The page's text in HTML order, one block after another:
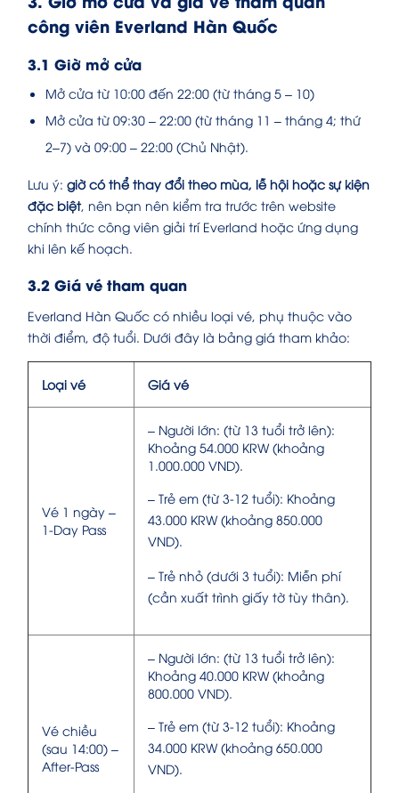
công viên Everland Hàn Quốc
3.1 Giờ mở cửa
Mở cửa từ 10:00 đến 22:00 (từ tháng 5 – 10)
Mở cửa từ 09:30 – 22:00 (từ tháng 11 – tháng 4; thứ
2–7) và 09:00 – 22:00 (Chủ Nhật).
Lưu ý: giờ có thể thay đổi theo mùa, lễ hội hoặc sự kiện
đặc biệt, nên bạn nên kiểm tra trước trên website
chính thức công viên giải trí Everland hoặc ứng dụng
khi lên kế hoạch.
3.2 Giá vé tham quan
Everland Hàn Quốc có nhiều loại vé, phụ thuộc vào
thời điểm, độ tuổi. Dưới đây là bảng giá tham khảo:
Loại vé Giá vé
Vé 1 ngày –
1-Day Pass
– Người lớn: (từ 13 tuổi trở lên):
Khoảng 54.000 KRW (khoảng
1.000.000 VND).
– Trẻ em (từ 3-12 tuổi): Khoảng
43.000 KRW (khoảng 850.000
VND).
– Trẻ nhỏ (dưới 3 tuổi): Miễn phí
(cần xuất trình giấy tờ tùy thân).
Vé chiều
(sau 14:00) –
After-Pass
– Người lớn: (từ 13 tuổi trở lên):
Khoảng 40.000 KRW (khoảng
800.000 VND).
– Trẻ em (từ 3-12 tuổi): Khoảng
34.000 KRW (khoảng 650.000
VND).